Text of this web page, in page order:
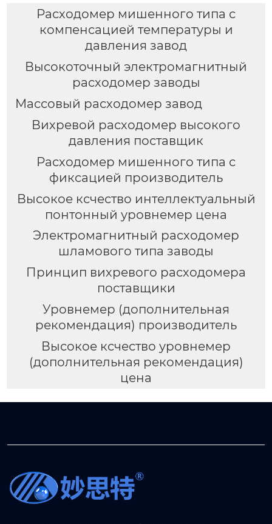
Расходомер мишенного типа с
компенсацией температуры и
давления завод
Высокоточный электромагнитный
расходомер заводы
Массовый расходомер завод
Вихревой расходомер высокого
давления поставщик
Расходомер мишенного типа с
фиксацией производитель
Высокое ксчество интеллектуальный
понтонный уровнемер цена
Электромагнитный расходомер
шламового типа заводы
Принцип вихревого расходомера
поставщики
Уровнемер (дополнительная
рекомендация) производитель
Высокое ксчество уровнемер
(дополнительная рекомендация)
цена